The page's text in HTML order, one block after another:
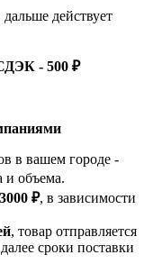
действует
- 500 ₽
в вашем городе -
и объема.
₽, в зависимости
, товар отправляется
сроки поставки